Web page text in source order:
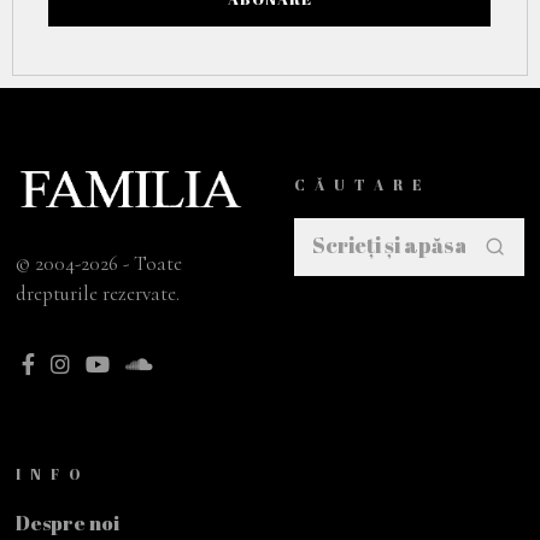
© 2004-2026 - Toate
drepturile rezervate.
CĂUTARE
INFO
Despre noi